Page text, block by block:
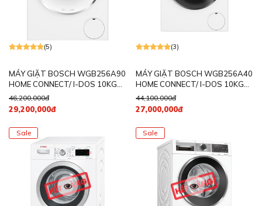
(5)
MÁY GIẶT BOSCH WGB256A90
HOME CONNECT/ I-DOS 10KG
1600RPM
46,200,000đ
29,200,000đ
(3)
MÁY GIẶT BOSCH WGB256A40
HOME CONNECT/ I-DOS 10KG
1600RPM
44,100,000đ
27,000,000đ
Sale Sale